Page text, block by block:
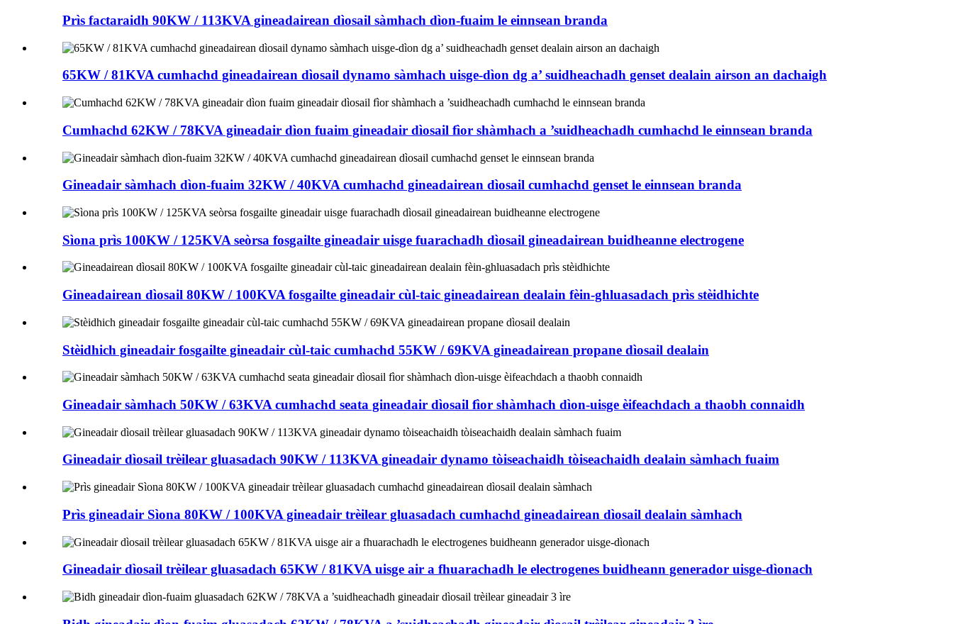
Prìs factaraidh 90KW / 113KVA gineadairean dìosail sàmhach dìon-fuaim le einnsean branda
65KW / 81KVA cumhachd gineadairean dìosail dynamo sàmhach uisge-dìon dg a’ suidheachadh genset dealain airson an dachaigh
Cumhachd 62KW / 78KVA gineadair dìon fuaim gineadair dìosail fìor shàmhach a ’suidheachadh cumhachd le einnsean branda
Gineadair sàmhach dìon-fuaim 32KW / 40KVA cumhachd gineadairean dìosail cumhachd genset le einnsean branda
Sìona prìs 100KW / 125KVA seòrsa fosgailte gineadair uisge fuarachadh dìosail gineadairean buidheanne electrogene
Gineadairean dìosail 80KW / 100KVA fosgailte gineadair cùl-taic gineadairean dealain fèin-ghluasadach prìs stèidhichte
Stèidhich gineadair fosgailte gineadair cùl-taic cumhachd 55KW / 69KVA gineadairean propane dìosail dealain
Gineadair sàmhach 50KW / 63KVA cumhachd seata gineadair dìosail fìor shàmhach dìon-uisge èifeachdach a thaobh connaidh
Gineadair dìosail trèilear gluasadach 90KW / 113KVA gineadair dynamo tòiseachaidh tòiseachaidh dealain sàmhach fuaim
Prìs gineadair Sìona 80KW / 100KVA gineadair trèilear gluasadach cumhachd gineadairean dìosail dealain sàmhach
Gineadair dìosail trèilear gluasadach 65KW / 81KVA uisge air a fhuarachadh le electrogenes buidheann generador uisge-dìonach